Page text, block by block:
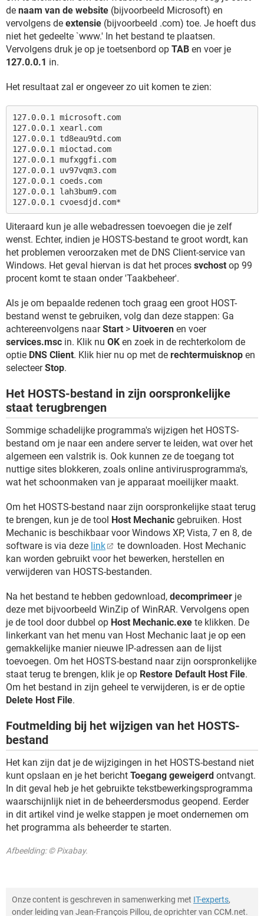
de naam van de website (bijvoorbeeld Microsoft) en
vervolgens de extensie (bijvoorbeeld .com) toe. Je hoeft dus
niet het gedeelte `www.' In het bestand te plaatsen.
Vervolgens druk je op je toetsenbord op TAB en voer je
127.0.0.1 in.
Het resultaat zal er ongeveer zo uit komen te zien:
127.0.0.1 microsoft.com
127.0.0.1 xearl.com
127.0.0.1 td8eau9td.com
127.0.0.1 mioctad.com
127.0.0.1 mufxggfi.com
127.0.0.1 uv97vqm3.com
127.0.0.1 coeds.com
127.0.0.1 lah3bum9.com
127.0.0.1 cvoesdjd.com*
Uiteraard kun je alle webadressen toevoegen die je zelf
wenst. Echter, indien je HOSTS-bestand te groot wordt, kan
het problemen veroorzaken met de DNS Client-service van
Windows. Het geval hiervan is dat het proces svchost op 99
procent komt te staan onder 'Taakbeheer'.
Als je om bepaalde redenen toch graag een groot HOST-
bestand wenst te gebruiken, volg dan deze stappen: Ga
achtereenvolgens naarStart > Uitvoeren en voer
services.msc in. Klik nu OK en zoek in de rechterkolom de
optie DNS Client. Klik hier nu op met de rechtermuisknop en
selecteerStop.
Het HOSTS-bestand in zijn oorspronkelijke
staat terugbrengen
Sommige schadelijke programma's wijzigen het HOSTS-
bestand om je naar een andere server te leiden, wat over het
algemeen een valstrik is. Ook kunnen ze de toegang tot
nuttige sites blokkeren, zoals online antivirusprogramma's,
wat het schoonmaken van je apparaat moeilijker maakt.
Om het HOSTS-bestand naar zijn oorspronkelijke staat terug
te brengen, kun je de tool Host Mechanic gebruiken. Host
Mechanic is beschikbaar voor Windows XP, Vista, 7 en 8, de
software is via deze link
te downloaden. Host Mechanic
kan worden gebruikt voor het bewerken, herstellen en
verwijderen van HOSTS-bestanden.
Na het bestand te hebben gedownload, decomprimeer je
deze met bijvoorbeeld WinZip of WinRAR. Vervolgens open
je de tool door dubbel op Host Mechanic.exe te klikken. De
linkerkant van het menu van Host Mechanic laat je op een
gemakkelijke manier nieuwe IP-adressen aan de lijst
toevoegen. Om het HOSTS-bestand naar zijn oorspronkelijke
staat terug te brengen, klik je op Restore Default Host File.
Om het bestand in zijn geheel te verwijderen, is er de optie
Delete Host File.
Foutmelding bij het wijzigen van het HOSTS-
bestand
Het kan zijn dat je de wijzigingen in het HOSTS-bestand niet
kunt opslaan en je het bericht Toegang geweigerd ontvangt.
In dit geval heb je het gebruikte tekstbewerkingsprogramma
waarschijnlijk niet in de beheerdersmodus geopend. Eerder
in dit artikel vind je welke stappen je moet ondernemen om
het programma als beheerder te starten.
Afbeelding: © Pixabay.
Onze content is geschreven in samenwerking met IT-experts,
onder leiding van Jean-François Pillou, de oprichter van CCM.net.